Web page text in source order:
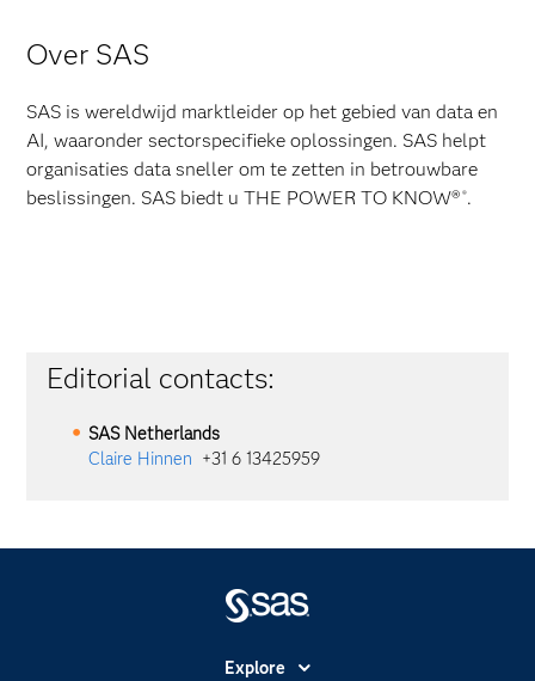
Over SAS
SAS is wereldwijd marktleider op het gebied van data en
AI, waaronder sectorspecifieke oplossingen. SAS helpt
organisaties data sneller om te zetten in betrouwbare
beslissingen. SAS biedt u THE POWER TO KNOW® ®.
Editorial contacts:
SAS Netherlands
Claire Hinnen +31 6 13425959
Explore